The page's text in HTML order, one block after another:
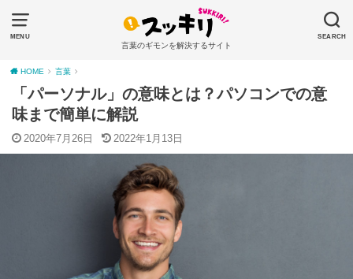
MENU SEARCH
言葉のギモンを解決するサイト
HOME 言葉
「パーソナル」の意味とは？パソコンでの意
味まで簡単に解説
2020年7月26日 2022年1月13日